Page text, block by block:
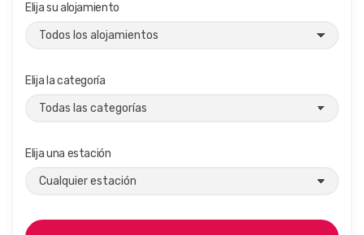
Elija su alojamiento
Elija la categoría
Elija una estación